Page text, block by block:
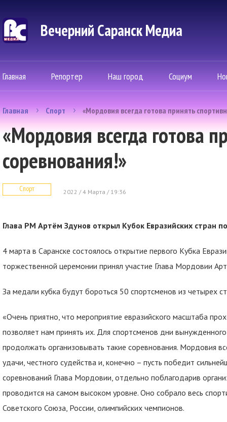
Вечерний Саранск Mедиа
Главная Репортер Наш город Социум
Главная Спорт «Мордовия всегда готова принять
«Мордовия всегда готова
соревнования!»
Спорт 2022 / 4 Марта / 19:36
Глава РМ Артём Здунов открыл Кубок Евразийских стран
4 марта в Саранске состоялось открытие первого Кубка
торжественной церемонии принял участие Глава Мордовии
За медали кубка будут бороться 50 спортсменов из четырех
«Очень приятно, что мероприятие евразийского масштаба
позволяет нам принять их. Для спортсменов дни
продолжать организовывать такие соревнования. Мордовия
удачи, честного судейства и, конечно – пусть победит
соревнований Глава Мордовии, отдельно поблагодарив
проводится на самом высоком уровне. Оно собрало весь
Советского Союза, России, олимпийских чемпионов.